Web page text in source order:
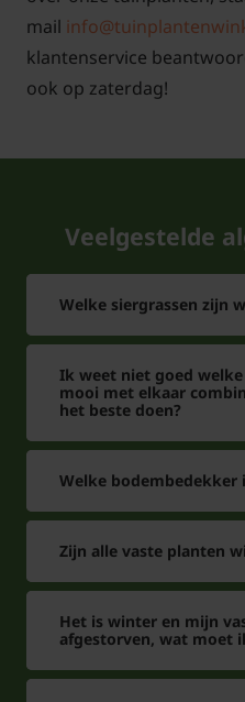
plant te groot zijn dan
en weer in kleine delen
geplaatst. De bloei komt
weer op gang. De
mail
klantenservice
ook op zaterdag!
Veelgestelde
Welke siergrassen zijn
Ik weet niet goed
mooi met elkaar
het beste doen?
Welke bodembedekker
Zijn alle vaste planten
Het is winter en mijn
afgestorven, wat moet